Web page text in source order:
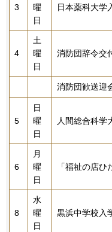
3
曜
日
日本薬科大学
4
土
曜
日
消防団辞令交
消防団歓送迎
5
日
曜
日
人間総合科学
6
月
曜
日
「福祉の店
8
水
曜
日
黒浜中学校入